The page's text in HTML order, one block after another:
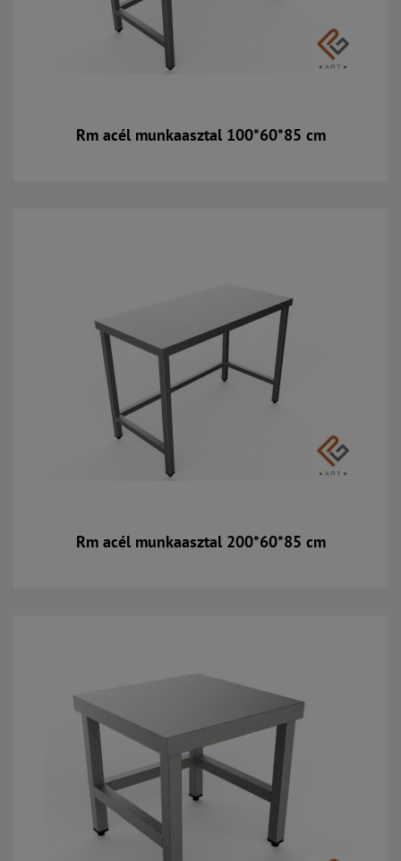
Rm acél munkaasztal 100*60*85 cm
Rm acél munkaasztal 200*60*85 cm